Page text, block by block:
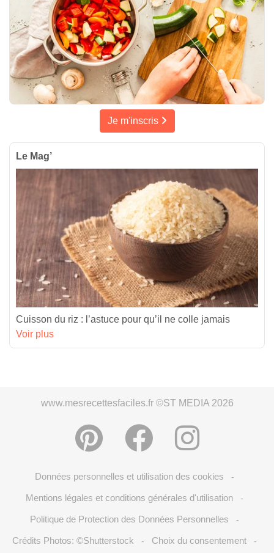
Je m'inscris
Le Mag’
Cuisson du riz : l’astuce pour qu’il ne colle jamais
Voir plus
www.mesrecettesfaciles.fr ©ST MEDIA 2026
Données personnelles et utilisation des cookies -
Mentions légales et conditions générales d'utilisation -
Politique de Protection des Données Personnelles -
Crédits Photos: ©Shutterstock - Choix du consentement -